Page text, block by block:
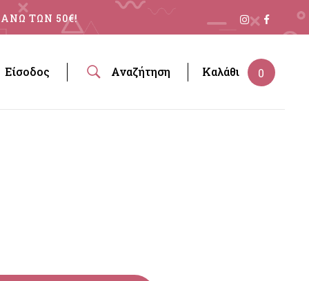
ΤΩΝ 50€!
Είσοδος Αναζήτηση 0
Καλάθι